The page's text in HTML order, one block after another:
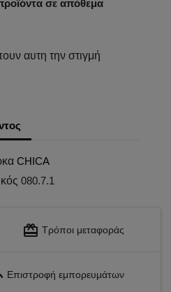
σε απόθεμα
αυτη την στιγμή
CHICA
080.7.1
redeem Τρόποι μεταφοράς
Επιστροφή εμπορευμάτων